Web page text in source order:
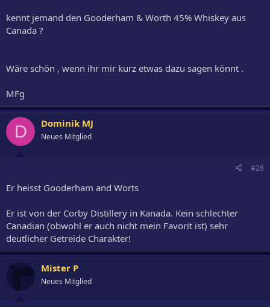
kennt jemand den Gooderham & Worth 45% Whiskey aus
Canada ?
Wäre schön , wenn ihr mir kurz etwas dazu sagen könnt .
MFg
D Dominik MJ
Neues Mitglied
#28
Er heisst Gooderham and Worts
Er ist von der Corby Distillery in Kanada. Kein schlechter
Canadian (obwohl er auch nicht mein Favorit ist) sehr
deutlicher Getreide Charakter!
Mister P
Neues Mitglied